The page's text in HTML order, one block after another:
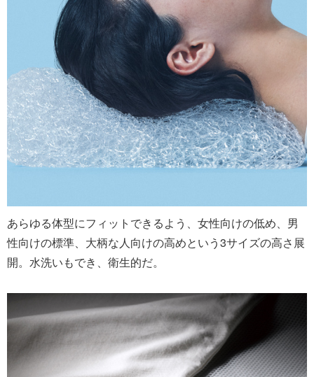
あらゆる体型にフィットできるよう、女性向けの低め、男
性向けの標準、大柄な人向けの高めという3サイズの高さ展
開。水洗いもでき、衛生的だ。